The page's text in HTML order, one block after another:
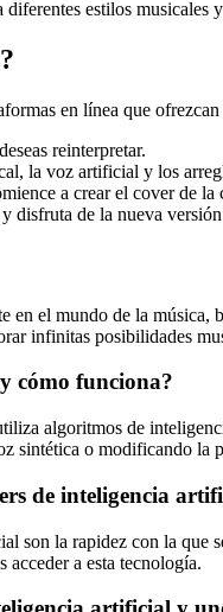
estilos
en línea que
reinterpretar.
la voz artificial y los
a crear el cover de la
disfruta de la nueva
el mundo de la
infinitas posibilidades
cómo funciona?
algoritmos de
sintética o modificando la
de inteligencia
son la rapidez con la
a esta tecnología.